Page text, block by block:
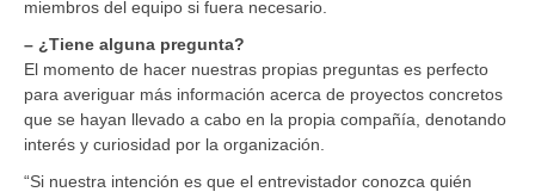
miembros del equipo si fuera necesario.
– ¿Tiene alguna pregunta?
El momento de hacer nuestras propias preguntas es perfecto
para averiguar más información acerca de proyectos concretos
que se hayan llevado a cabo en la propia compañía, denotando
interés y curiosidad por la organización.
“Si nuestra intención es que el entrevistador conozca quién